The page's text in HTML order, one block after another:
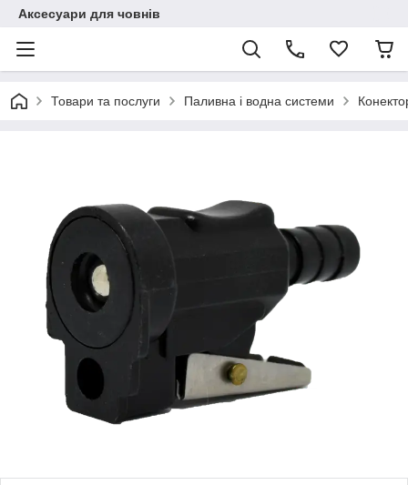
Аксесуари для човнів
Товари та послуги Паливна і водна системи